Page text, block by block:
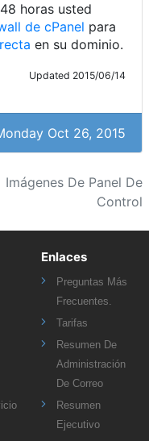
horas usted
de cPanel para
en su dominio.
Updated 2015/06/14
Oct 26, 2015
Imágenes De Panel De
Control
Enlaces
Preguntas Más
Frecuentes.
Tarifas
Resumen De
Administración
De Correo
Resumen
Ejecutivo